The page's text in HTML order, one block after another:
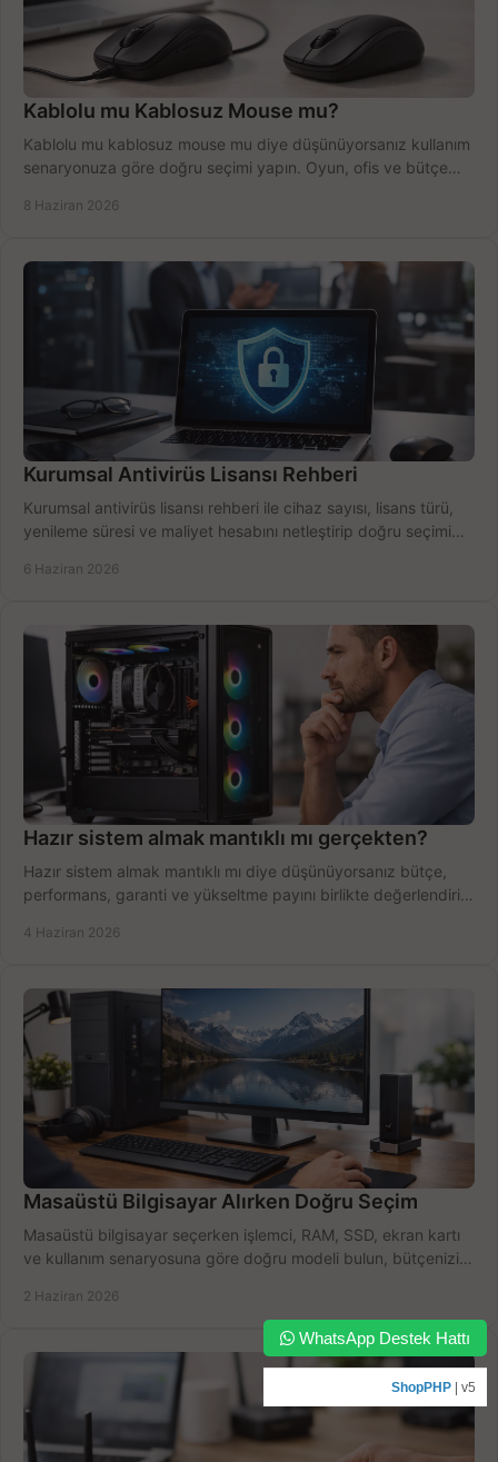
Kablolu mu Kablosuz Mouse mu?
Kablolu mu kablosuz mouse mu diye düşünüyorsanız kullanım
senaryonuza göre doğru seçimi yapın. Oyun, ofis ve bütçe
8 Haziran 2026
Kurumsal Antivirüs Lisansı Rehberi
Kurumsal antivirüs lisansı rehberi ile cihaz sayısı, lisans türü,
yenileme süresi ve maliyet hesabını netleştirip doğru seçimi
6 Haziran 2026
Hazır sistem almak mantıklı mı gerçekten?
Hazır sistem almak mantıklı mı diye düşünüyorsanız bütçe,
performans, garanti ve yükseltme payını birlikte değerlendirin,
4 Haziran 2026
Masaüstü Bilgisayar Alırken Doğru Seçim
Masaüstü bilgisayar seçerken işlemci, RAM, SSD, ekran kartı
ve kullanım senaryosuna göre doğru modeli bulun, bütçenizi
2 Haziran 2026
WhatsApp Destek Hattı
ShopPHP | v5